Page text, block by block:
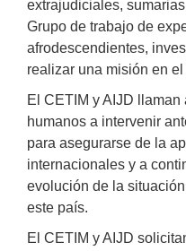
extrajudiciales,
Grupo de trabajo de
afrodescendientes,
realizar una misión en
El CETIM y AIJD
humanos a intervenir
para asegurarse de la
internacionales y a
evolución de la
este país.
El CETIM y AIJD